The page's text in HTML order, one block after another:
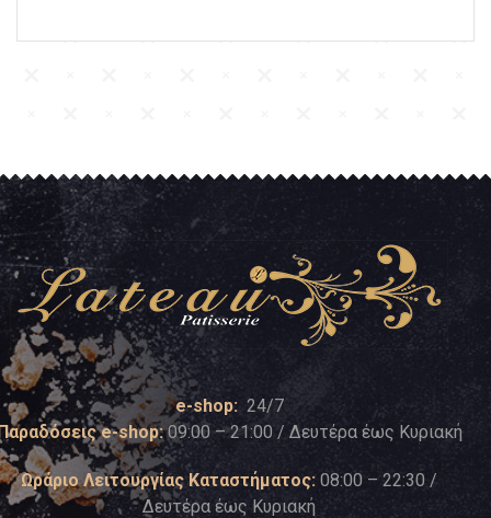
e-shop: 24/7
e-shop:09:00 – 21:00 / Δευτέρα έως Κυριακή
Ωράριο Λειτουργίας Καταστήματος: 08:00 – 22:30 /
Δευτέρα έως Κυριακή